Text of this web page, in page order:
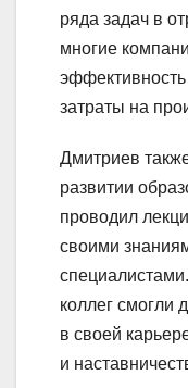
ряда задач в
многие
эффективность
затраты на
Дмитриев
развитии
проводил
своими
коллег смогли
в своей
и